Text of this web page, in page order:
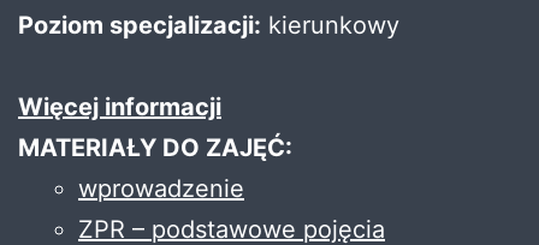
Poziom specjalizacji: kierunkowy
Więcej informacji
MATERIAŁY DO ZAJĘĆ:
wprowadzenie
ZPR – podstawowe pojęcia